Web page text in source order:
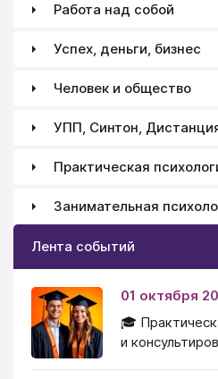
престарелых, — самая
финансирование
Работа над собой
Успех, деньги, бизнес
Человек и общество
УПП, Синтон,
Практическая
Занимательная
Лента событий
01 октября
🎓
и